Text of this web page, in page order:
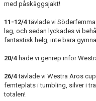
med påskäggsjakt!
11-12/4tävlade vi
lag, och sedan lyckades vi
fantastisk helg, inte bara
20/4 hade vi genrep inför
26/4tävlade vi Westra Aros
femteplats i tumbling, silver i
totalen!